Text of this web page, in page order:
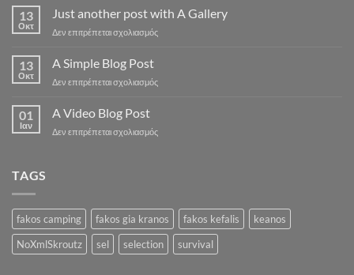
to
Flatsome
13
Οκτ
Just another post with A Gallery
Δεν επιτρέπεται σχολιασμόςστο
with
13
Οκτ
A Simple Blog Post
Δεν επιτρέπεται σχολιασμόςστο
Post
01
Ιαν
A Video Blog Post
Δεν επιτρέπεται σχολιασμόςστο
TAGS
fakos camping fakos gia kranos fakos kefalis
keanos
NoXmlSkroutz
sel selection survival